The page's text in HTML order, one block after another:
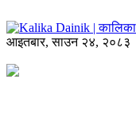
आइतबार,साउन २४, २०८३